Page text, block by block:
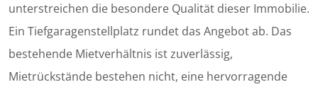
unterstreichen die besondere Qualität dieser Immobilie.
Ein Tiefgaragenstellplatz rundet das Angebot ab. Das
bestehende Mietverhältnis ist zuverlässig,
Mietrückstände bestehen nicht, eine hervorragende